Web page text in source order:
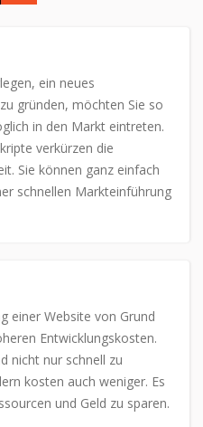
ein neues
gründen, möchten Sie so
in den Markt eintreten.
verkürzen die
Sie können ganz einfach
schnellen Markteinführung
einer Website von Grund
Entwicklungskosten.
nicht nur schnell zu
kosten auch weniger. Es
und Geld zu sparen.